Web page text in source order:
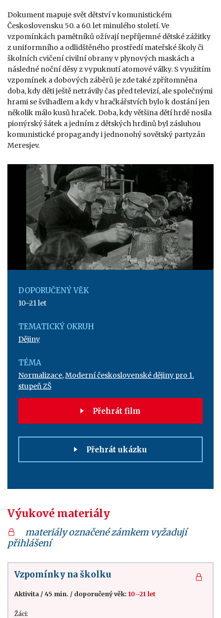
Dokument mapuje svět dětství v komunistickém
Československu 50. a 60. let minulého století. Ve
vzpomínkách pamětníků ožívají nepříjemné dětské zážitky
z uniformního a odlidštěného prostředí mateřské školy či
školních cvičení civilní obrany v plynových maskách a
následné noční děsy z vypuknutí atomové války. S využitím
vzpomínek a dobových záběrů je zde také zpřítomněna
doba, kdy děti ještě netrávily čas před televizí, ale společnými
hrami se švihadlem a kdy v hračkářstvích bylo k dostání jen
několik málo kusů hraček. Doba, kdy většina dětí hrdě nosila
pionýrský šátek a jedním z dětských hrdinů byl zásluhou
komunistické propagandy i jednonohý sovětský partyzán
Meresjev.
DOPORUČENÝ VĚK
10–21 let
TEMATICKÝ OKRUH
Dějiny
TÉMA
Normalizace,Moderní československé dějiny pro 1.
stupeň ZŠ
Přehrát film
Přehrát ukázku
Výukové materiály
materiály označené zámkem vyžadují
přihlášení
Vzpomínky na školku
Aktivita / 45 min. / doporučený věk: 10–21 let
Žáci: